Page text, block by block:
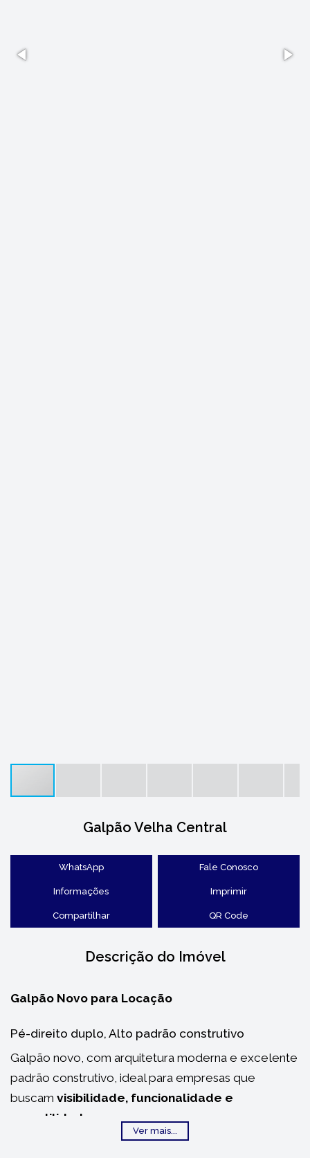
Galpão Velha Central
WhatsApp Fale Conosco
Informações Imprimir
Compartilhar QR Code
Descrição do Imóvel
Galpão Novo para Locação
Pé-direito duplo, Alto padrão construtivo
Galpão novo, com arquitetura moderna e excelente
padrão construtivo, ideal para empresas que
buscam visibilidade, funcionalidade e
versatilidade
O imóvel conta compé-direito duplo nos dois
Ver mais...